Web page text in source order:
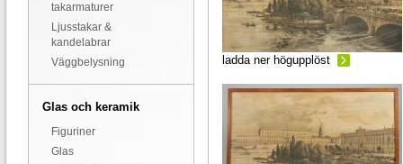
takarmaturer
Ljusstakar &
kandelabrar
Väggbelysning
Glas och keramik
Figuriner
Glas
ladda ner högupplöst